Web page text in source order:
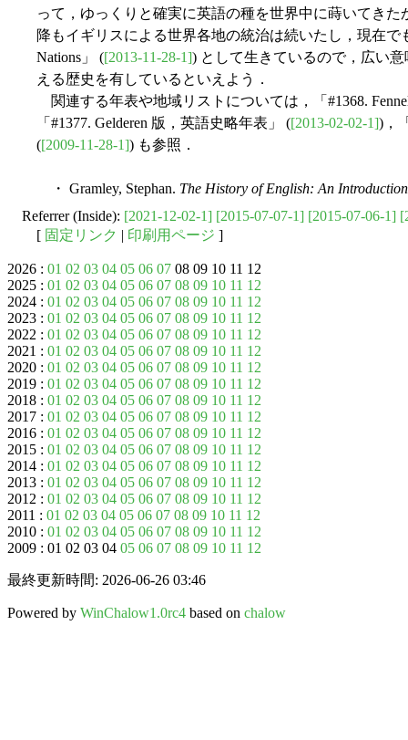
って，ゆっくりと確実に英語の種を世界中に蒔いてき
降もイギリスによる世界各地の統治は続いたし，現在で
Nations」 ([2013-11-28-1]) として生きているので，広い
える歴史を有しているといえよう．
関連する年表や地域リストについては，「#1368.
「#1377. Gelderen 版，英語史略年表」 ([2013-02-02-1])，
([2009-11-28-1]) も参照．
・ Gramley, Stephan. The History of English: An Introduction
Referrer (Inside): [2021-12-02-1] [2015-07-07-1] [2015-07-06-1]
[ 固定リンク | 印刷用ページ ]
2026 : 01 02 03 04 05 06 07 08 09 10 11 12
2025 : 01 02 03 04 05 06 07 08 09 10 11 12
2024 : 01 02 03 04 05 06 07 08 09 10 11 12
2023 : 01 02 03 04 05 06 07 08 09 10 11 12
2022 : 01 02 03 04 05 06 07 08 09 10 11 12
2021 : 01 02 03 04 05 06 07 08 09 10 11 12
2020 : 01 02 03 04 05 06 07 08 09 10 11 12
2019 : 01 02 03 04 05 06 07 08 09 10 11 12
2018 : 01 02 03 04 05 06 07 08 09 10 11 12
2017 : 01 02 03 04 05 06 07 08 09 10 11 12
2016 : 01 02 03 04 05 06 07 08 09 10 11 12
2015 : 01 02 03 04 05 06 07 08 09 10 11 12
2014 : 01 02 03 04 05 06 07 08 09 10 11 12
2013 : 01 02 03 04 05 06 07 08 09 10 11 12
2012 : 01 02 03 04 05 06 07 08 09 10 11 12
2011 : 01 02 03 04 05 06 07 08 09 10 11 12
2010 : 01 02 03 04 05 06 07 08 09 10 11 12
2009 : 01 02 03 04 05 06 07 08 09 10 11 12
最終更新時間: 2026-06-26 03:46
Powered by WinChalow1.0rc4 based on chalow